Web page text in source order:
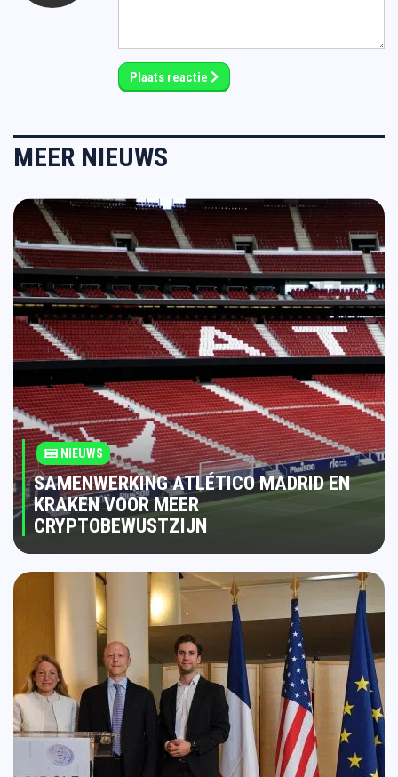
Plaats reactie
MEER NIEUWS
NIEUWS
SAMENWERKING ATLÉTICO MADRID EN
KRAKEN VOOR MEER
CRYPTOBEWUSTZIJN